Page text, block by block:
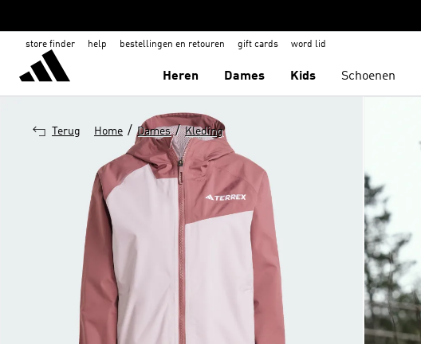
store finder help bestellingen en retouren gift cards word lid
Heren Dames Kids Schoenen
Terug Home / Dames / Kleding